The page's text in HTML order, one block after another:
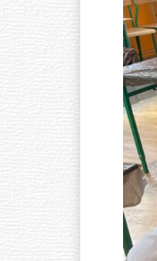
G
Ł
Ó
W
N
A